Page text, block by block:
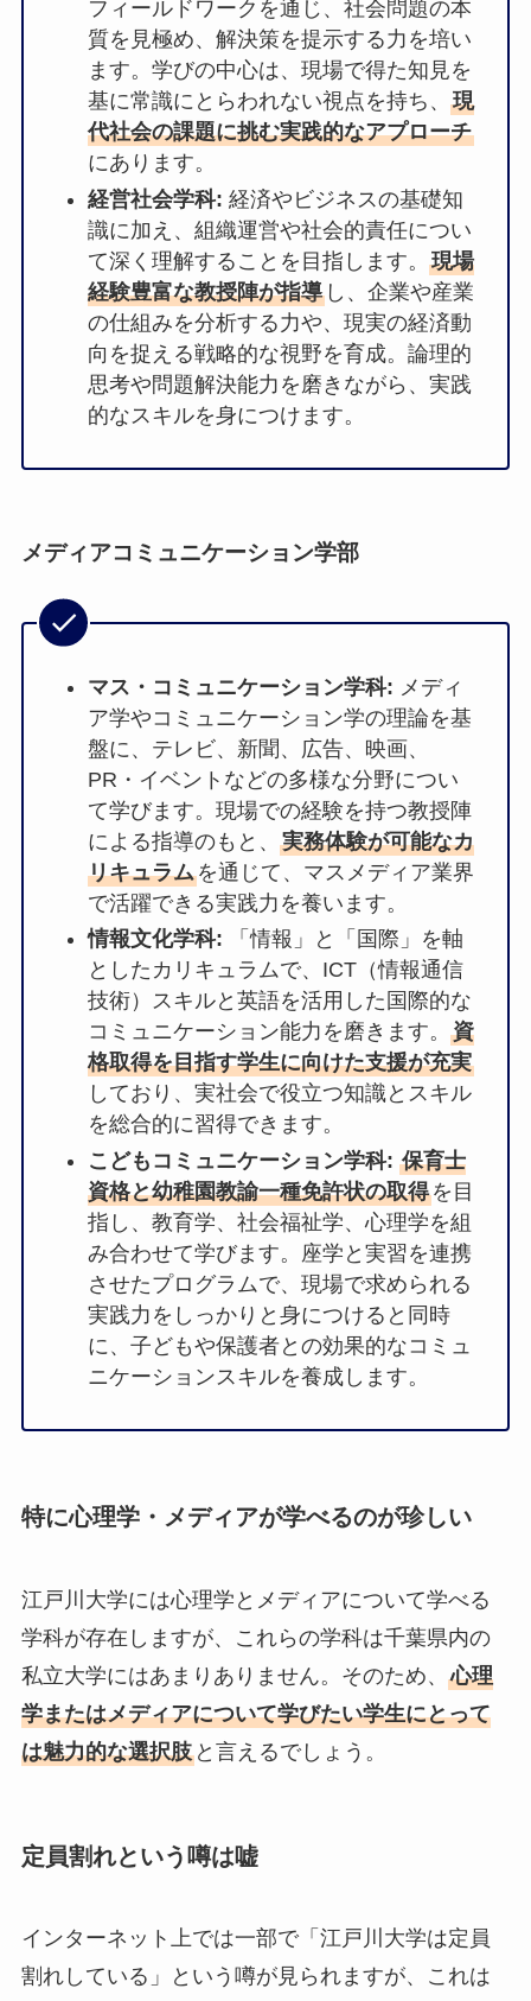
フィールドワークを通じ、社会問題の本
質を見極め、解決策を提示する力を培い
ます。学びの中心は、現場で得た知見を
基に常識にとらわれない視点を持ち、 現
代社会の課題に挑む実践的なアプローチ
にあります。
経営社会学科: 経済やビジネスの基礎知
識に加え、組織運営や社会的責任につい
て深く理解することを目指します。 現場
経験豊富な教授陣が指導し、企業や産業
の仕組みを分析する力や、現実の経済動
向を捉える戦略的な視野を育成。論理的
思考や問題解決能力を磨きながら、実践
的なスキルを身につけます。
メディアコミュニケーション学部
マス・コミュニケーション学科: メディ
ア学やコミュニケーション学の理論を基
盤に、テレビ、新聞、広告、映画、
PR・イベントなどの多様な分野につい
て学びます。現場での経験を持つ教授陣
による指導のもと、 実務体験が可能なカ
リキュラムを通じて、マスメディア業界
で活躍できる実践力を養います。
情報文化学科:
「情報」と「国際」を軸
としたカリキュラムで、ICT（情報通信
技術）スキルと英語を活用した国際的な
コミュニケーション能力を磨きます。 資
格取得を目指す学生に向けた支援が充実
しており、実社会で役立つ知識とスキル
を総合的に習得できます。
こどもコミュニケーション学科: 保育士
資格と幼稚園教諭一種免許状の取得を目
指し、教育学、社会福祉学、心理学を組
み合わせて学びます。座学と実習を連携
させたプログラムで、現場で求められる
実践力をしっかりと身につけると同時
に、子どもや保護者との効果的なコミュ
ニケーションスキルを養成します。
特に心理学・メディアが学べるのが珍しい
江戸川大学には心理学とメディアについて学べる
学科が存在しますが、これらの学科は千葉県内の
私立大学にはあまりありません。そのため、 心理
学またはメディアについて学びたい学生にとって
は魅力的な選択肢と言えるでしょう。
定員割れという噂は嘘
インターネット上では一部で「江戸川大学は定員
割れしている」という噂が見られますが、これは